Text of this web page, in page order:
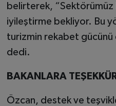
belirterek, “Sektörümüz
iyileştirme bekliyor. Bu
turizmin rekabet gücünü
dedi.
BAKANLARA
Özcan, destek ve